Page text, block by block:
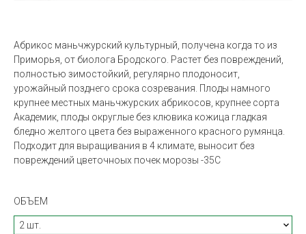
Абрикос маньчжурский культурный, получена когда то из
Приморья, от биолога Бродского. Растет без повреждений,
полностью зимостойкий, регулярно плодоносит,
урожайный позднего срока созревания. Плоды намного
крупнее местных маньчжурских абрикосов, крупнее сорта
Академик, плоды округлые без клювика кожица гладкая
бледно желтого цвета без выраженного красного румянца.
Подходит для выращивания в 4 климате, выносит без
повреждений цветочноых почек морозы -35С
ОБЪЕМ